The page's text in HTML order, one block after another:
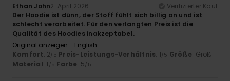
Ethan John2. April 2026
Verifizierter Kauf
Der Hoodie ist dünn, der Stoff fühlt sich billig an und ist
schlecht verarbeitet. Für den verlangten Preis ist die
Qualität des Hoodies inakzeptabel.
Original anzeigen - English
Komfort: 2 /5 Preis-Leistungs-Verhältnis: 1 /5 Größe: Groß
Material: 1 /5 Farbe: 5 /5